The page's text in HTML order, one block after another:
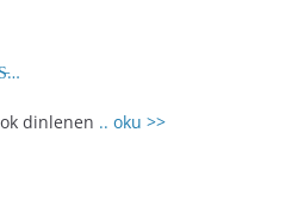
dinlenen .. oku >>